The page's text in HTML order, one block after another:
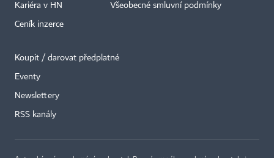
Kariéra v HN
Ceník inzerce
Všeobecné smluvní podmínky
Koupit / darovat předplatné
Eventy
Newslettery
RSS kanály